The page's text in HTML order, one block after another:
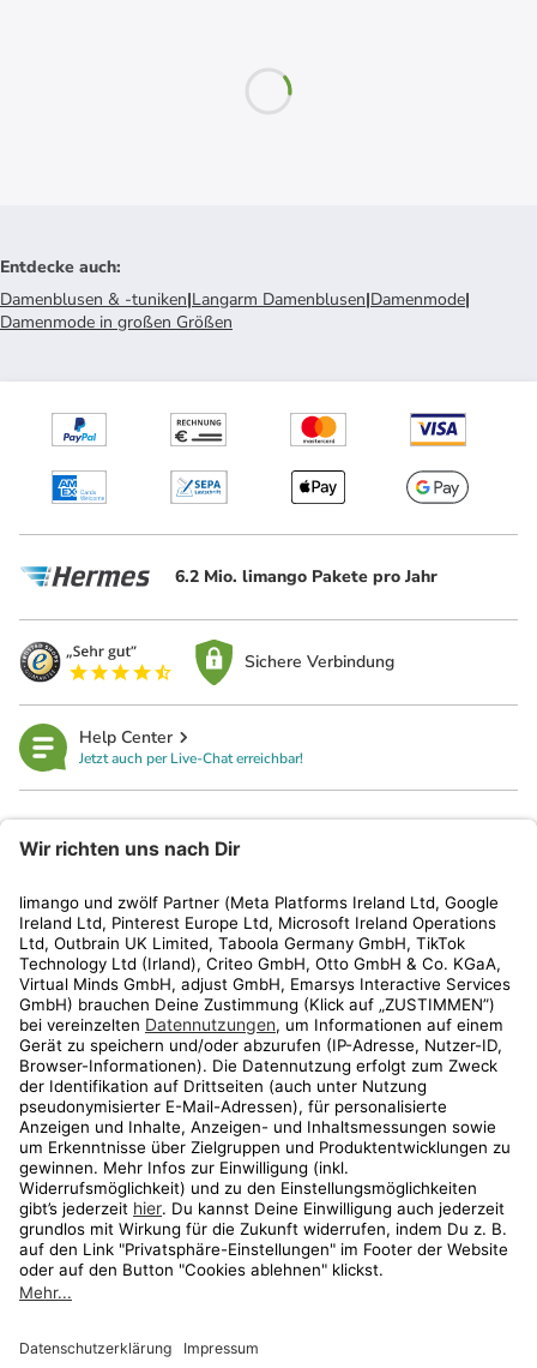
Entdecke auch:
Damenblusen & -tuniken|Langarm Damenblusen|Damenmode|
Damenmode in großen Größen
6.2 Mio. limango Pakete pro Jahr
Sichere Verbindung
Help Center
Jetzt auch per Live-Chat erreichbar!
Kundenservice
Shop
Aktionen
Travel